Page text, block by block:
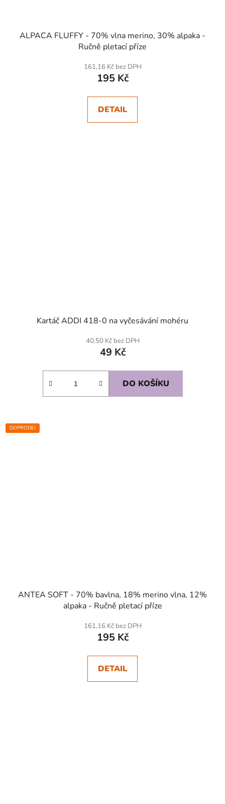
ALPACA FLUFFY - 70% vlna merino, 30% alpaka -
Ručně pletací příze
161,16 Kč bez DPH
195 Kč
DETAIL
Kartáč ADDI 418-0 na vyčesávání mohéru
40,50 Kč bez DPH
49 Kč
DO KOŠÍKU
DOPRODEJ
ANTEA SOFT - 70% bavlna, 18% merino vlna, 12%
alpaka - Ručně pletací příze
161,16 Kč bez DPH
195 Kč
DETAIL